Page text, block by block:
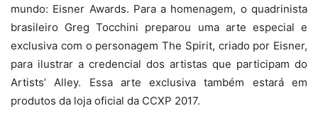
mundo: Eisner Awards. Para a homenagem, o quadrinista
brasileiro Greg Tocchini preparou uma arte especial e
exclusiva com o personagem The Spirit, criado por Eisner,
para ilustrar a credencial dos artistas que participam do
Artists’ Alley. Essa arte exclusiva também estará em
produtos da loja oficial da CCXP 2017.